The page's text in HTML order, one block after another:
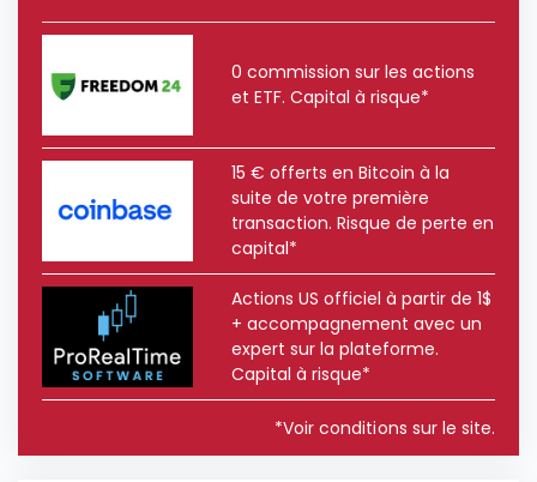
0 commission sur les actions
et ETF. Capital à risque*
15 € offerts en Bitcoin à la
suite de votre première
transaction. Risque de perte en
capital*
Actions US officiel à partir de 1$
+ accompagnement avec un
expert sur la plateforme.
Capital à risque*
*Voir conditions sur le site.